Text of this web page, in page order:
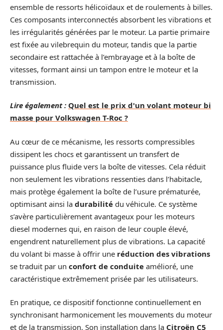
ensemble de ressorts hélicoïdaux et de roulements à billes.
Ces composants interconnectés absorbent les vibrations et
les irrégularités générées par le moteur. La partie primaire
est fixée au vilebrequin du moteur, tandis que la partie
secondaire est rattachée à l’embrayage et à la boîte de
vitesses, formant ainsi un tampon entre le moteur et la
transmission.
Lire également : Quel est le prix d'un volant moteur bi
masse pour Volkswagen T-Roc ?
Au cœur de ce mécanisme, les ressorts compressibles
dissipent les chocs et garantissent un transfert de
puissance plus fluide vers la boîte de vitesses. Cela réduit
non seulement les vibrations ressenties dans l’habitacle,
mais protège également la boîte de l’usure prématurée,
optimisant ainsi la durabilité du véhicule. Ce système
s’avère particulièrement avantageux pour les moteurs
diesel modernes qui, en raison de leur couple élevé,
engendrent naturellement plus de vibrations. La capacité
du volant bi masse à offrir une réduction des vibrations
se traduit par un confort de conduite amélioré, une
caractéristique extrêmement prisée par les utilisateurs.
En pratique, ce dispositif fonctionne continuellement en
synchronisant harmonicement les mouvements du moteur
et de la transmission. Son installation dans la Citroën C5